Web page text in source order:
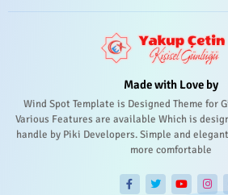
Made with Love by
Wind Spot Template is Designed Theme for
Various Features are available Which is
handle by Piki Developers. Simple and
more comfortable